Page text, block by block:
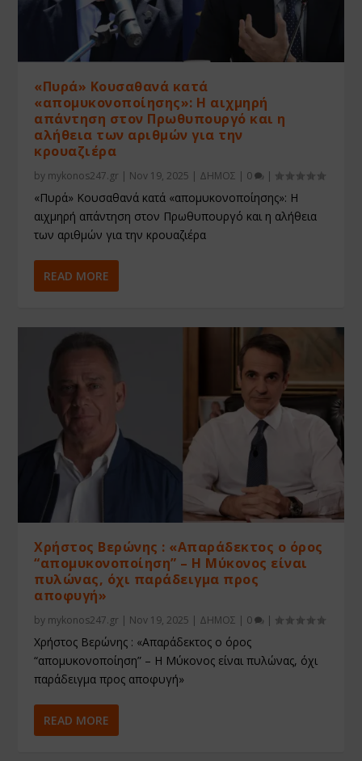
«Πυρά» Κουσαθανά κατά
«απομυκονοποίησης»: Η αιχμηρή
απάντηση στον Πρωθυπουργό και η
αλήθεια των αριθμών για την
κρουαζιέρα
by mykonos247.gr Nov 19, 2025 ΔΗΜΟΣ 0
«Πυρά» Κουσαθανά κατά «απομυκονοποίησης»: Η
αιχμηρή απάντηση στον Πρωθυπουργό και η αλήθεια
των αριθμών για την κρουαζιέρα
READ MORE
Χρήστος Βερώνης : «Απαράδεκτος ο όρος
“απομυκονοποίηση” – Η Μύκονος είναι
πυλώνας, όχι παράδειγμα προς
αποφυγή»
by mykonos247.gr | Nov 19, 2025 | ΔΗΜΟΣ | 0 |
Χρήστος Βερώνης : «Απαράδεκτος ο όρος
“απομυκονοποίηση” – Η Μύκονος είναι πυλώνας, όχι
παράδειγμα προς αποφυγή»
READ MORE